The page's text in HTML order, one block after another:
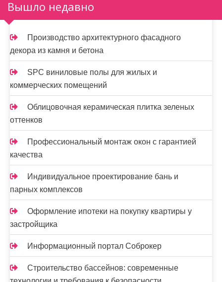
Вышло недавно
Производство архитектурного фасадного
декора из камня и бетона
SPC виниловые полы для жилых и
коммерческих помещений
Облицовочная керамическая плитка зеленых
оттенков
Профессиональный монтаж окон с гарантией
качества
Индивидуальное проектирование бань и
парных комплексов
Оформление ипотеки на покупку квартиры у
застройщика
Информационный портал Соброкер
Строительство бассейнов: современные